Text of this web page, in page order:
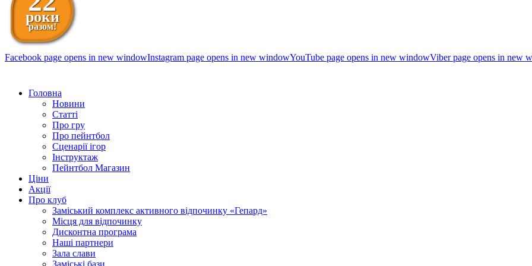
роки
разом!
Facebook page opens in new windowInstagram page opens in new windowYouTube page opens in new windowViber page opens in new
Головна
Новини
Статті
Про гру
Про пейнтбол
Сценарії ігор
Інструктаж
Пейнтбол Магазин
Ціни
Акції
Про клуб
Заміський комплекс активного відпочинку «Гепард»
Місця для відпочинку
Дисконтна програма
Наші партнери
Зала слави
Заміські бази